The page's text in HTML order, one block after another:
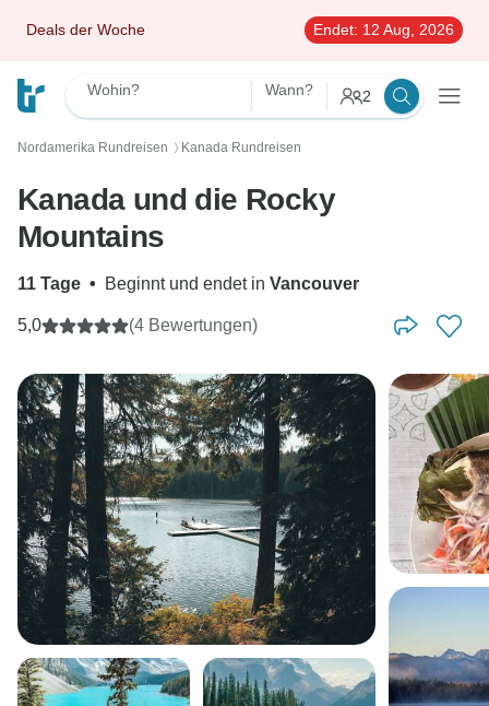
Deals der Woche Endet: 12 Aug, 2026
Wohin? Wann? 2
Nordamerika Rundreisen 〉 Kanada Rundreisen
Kanada und die Rocky
Mountains
11 Tage • Beginnt und endet in Vancouver
5,0 (4 Bewertungen)